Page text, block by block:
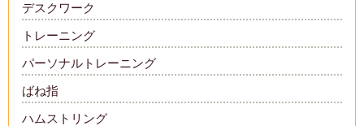
デスクワーク
トレーニング
パーソナルトレーニング
ばね指
ハムストリング